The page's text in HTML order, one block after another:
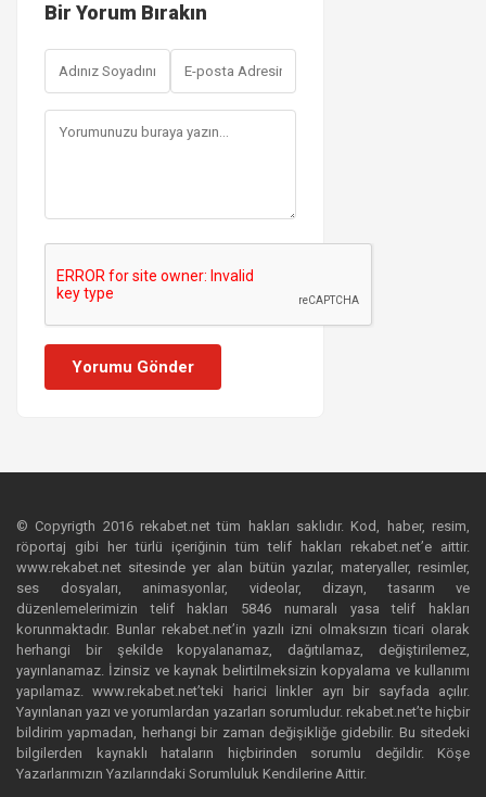
Bir Yorum Bırakın
Yorumu Gönder
© Copyrigth 2016 rekabet.net tüm hakları saklıdır. Kod, haber, resim,
röportaj gibi her türlü içeriğinin tüm telif hakları rekabet.net’e aittir.
www.rekabet.net sitesinde yer alan bütün yazılar, materyaller, resimler,
ses dosyaları, animasyonlar, videolar, dizayn, tasarım ve
düzenlemelerimizin telif hakları 5846 numaralı yasa telif hakları
korunmaktadır. Bunlar rekabet.net’in yazılı izni olmaksızın ticari olarak
herhangi bir şekilde kopyalanamaz, dağıtılamaz, değiştirilemez,
yayınlanamaz. İzinsiz ve kaynak belirtilmeksizin kopyalama ve kullanımı
yapılamaz. www.rekabet.net’teki harici linkler ayrı bir sayfada açılır.
Yayınlanan yazı ve yorumlardan yazarları sorumludur. rekabet.net’te hiçbir
bildirim yapmadan, herhangi bir zaman değişikliğe gidebilir. Bu sitedeki
bilgilerden kaynaklı hataların hiçbirinden sorumlu değildir. Köşe
Yazarlarımızın Yazılarındaki Sorumluluk Kendilerine Aittir.